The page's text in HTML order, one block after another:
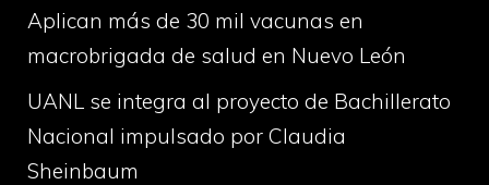
Aplican más de 30 mil vacunas en
macrobrigada de salud en Nuevo León
UANL se integra al proyecto de Bachillerato
Nacional impulsado por Claudia
Sheinbaum